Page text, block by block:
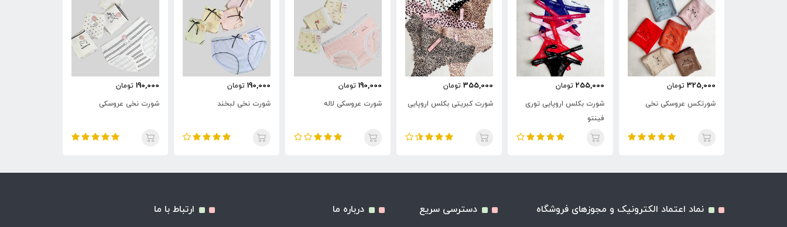
325,000 تومان
شورتکس عروسکی نخی
255,000 تومان
شورت بکلس اروپایی توری
فینتو
355,000 تومان
شورت کبریتی بکلس اروپایی
190,000 تومان
شورت عروسکی لاله
190,000 تومان
شورت نخی لبخند
190,000 تومان
شورت نخی عروسکی
نماد اعتماد الکترونیک و مجوزهای فروشگاه دسترسی سریع درباره ما ارتباط با ما